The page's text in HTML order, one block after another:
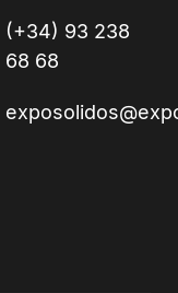
(+34) 93 238
68 68